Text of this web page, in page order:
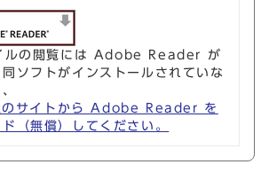
ルの閲覧には Adobe Reader が
ソフトがインストールされていな
サイトから Adobe Reader を
（無償）してください。